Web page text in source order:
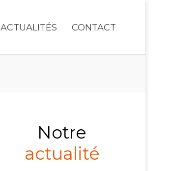
ACTUALITÉS CONTACT
Notre
actualité